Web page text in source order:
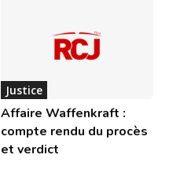
Justice
Affaire Waffenkraft :
compte rendu du procès
et verdict